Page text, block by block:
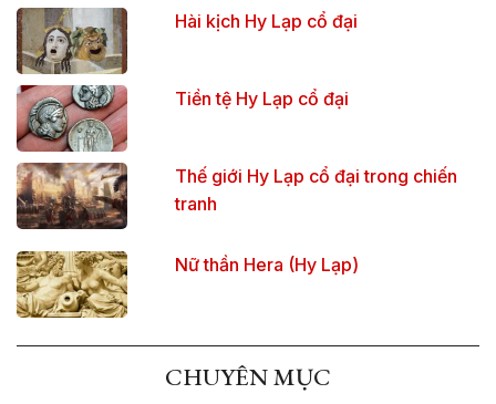
Hài kịch Hy Lạp cổ đại
Tiền tệ Hy Lạp cổ đại
Thế giới Hy Lạp cổ đại trong chiến
tranh
Nữ thần Hera (Hy Lạp)
CHUYÊN MỤC